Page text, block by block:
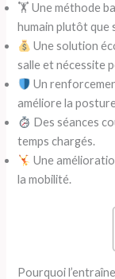
🏋️ Une méthode
humain plutôt que
Une solution
salle et nécessite
Un
améliore la
Des séances
temps chargés.
Une
la mobilité.
Pourquoi